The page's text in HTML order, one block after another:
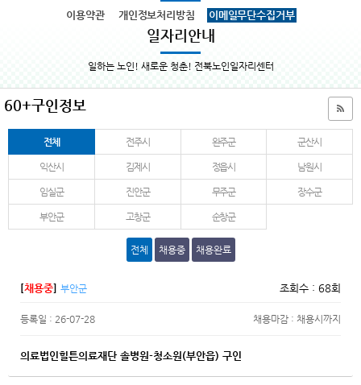
이용약관 개인정보처리방침 이메일무단수집거부
일자리안내
일하는 노인! 새로운 청춘! 전북노인일자리센터
60+구인정보
전체 전주시 완주군 군산시
익산시 김제시 정읍시 남원시
임실군 진안군 무주군 장수군
부안군 고창군 순창군
전체 채용중 채용완료
[채용중] 부안군 조회수 : 68회
등록일 : 26-07-28 채용마감 : 채용시까지
의료법인힐튼의료재단 솔병원-청소원(부안읍) 구인